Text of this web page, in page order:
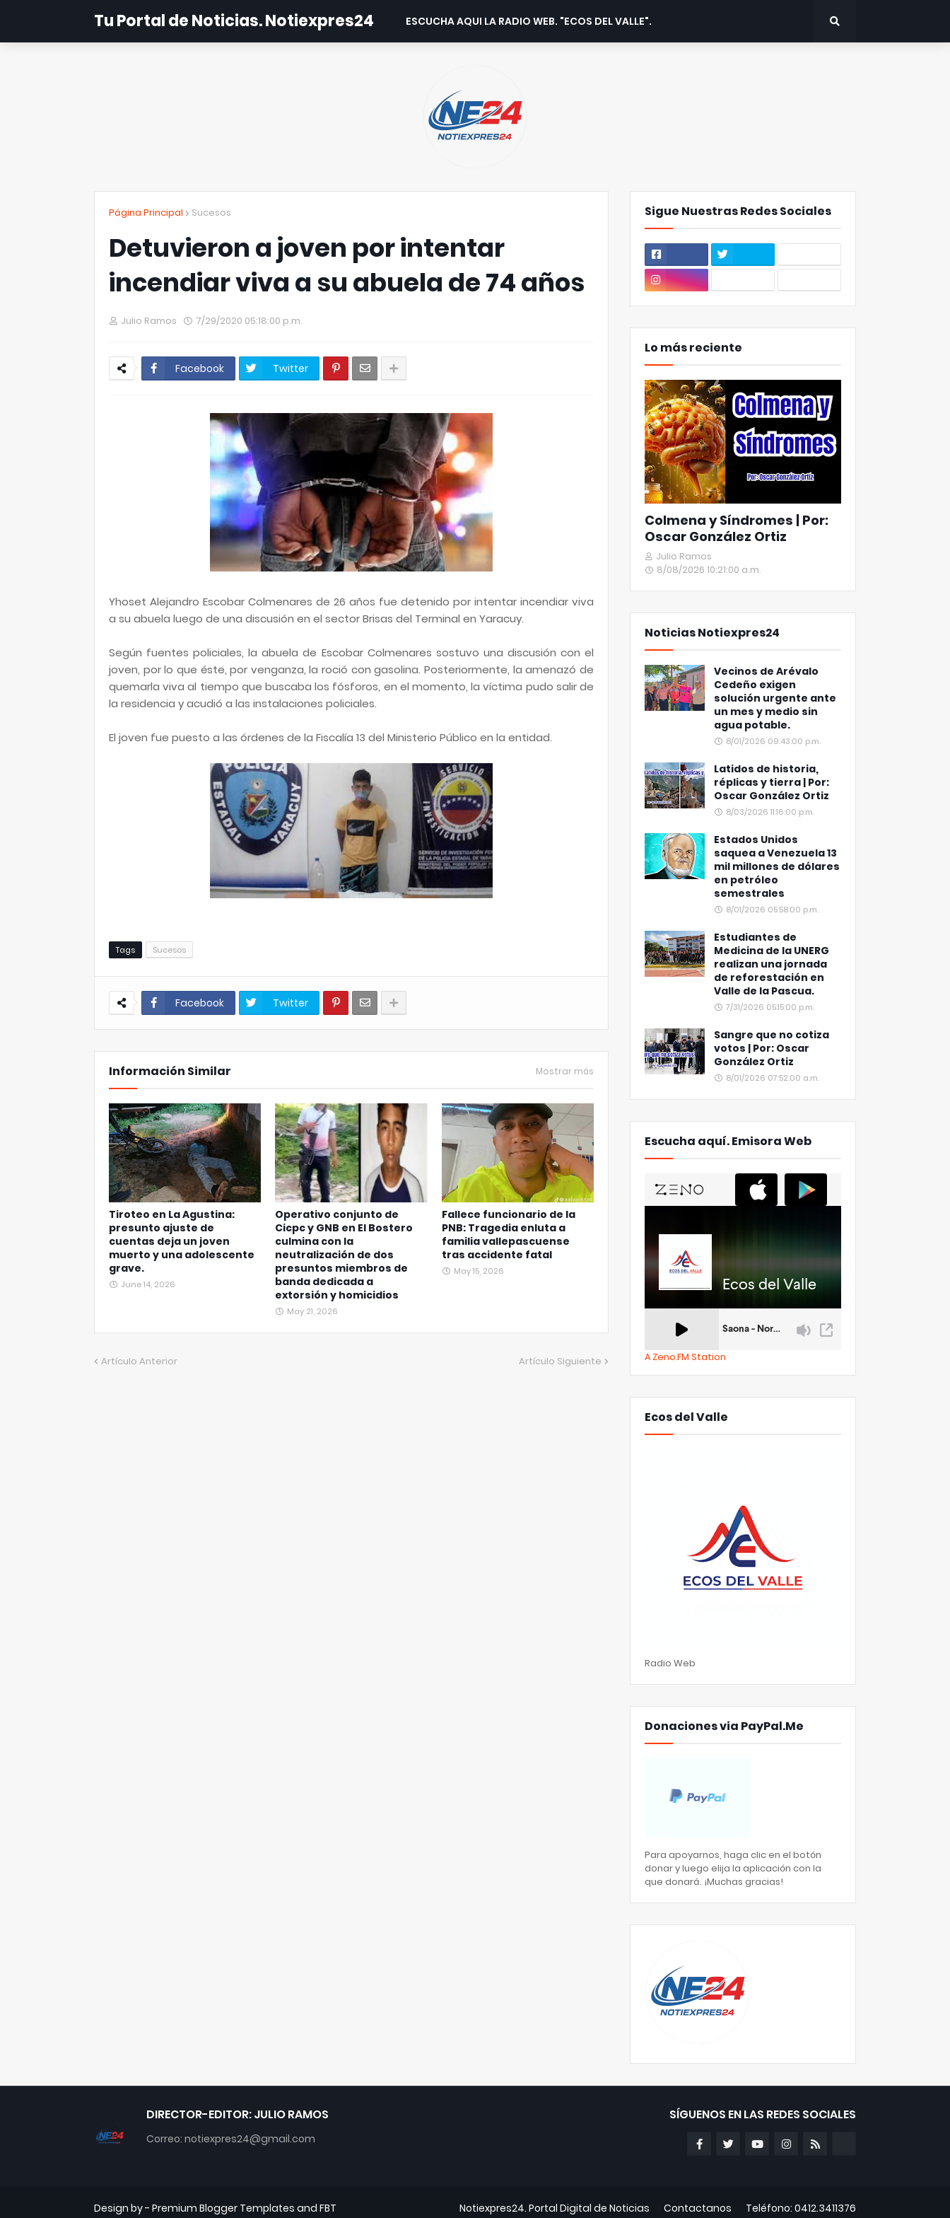
Tu Portal de Noticias. Notiexpres24 ESCUCHA AQUI LA RADIO WEB. "ECOS DEL VALLE".
Página Principal Sucesos
Detuvieron a joven por intentar
incendiar viva a su abuela de 74 años
Julio Ramos 7/29/2020 05:18:00 p.m.
Facebook Twitter
Yhoset Alejandro Escobar Colmenares de 26 años fue detenido por intentar incendiar viva
a su abuela luego de una discusión en el sector Brisas del Terminal en Yaracuy.
Según fuentes policiales, la abuela de Escobar Colmenares sostuvo una discusión con el
joven, por lo que éste, por venganza, la roció con gasolina. Posteriormente, la amenazó de
quemarla viva al tiempo que buscaba los fósforos, en el momento, la víctima pudo salir de
la residencia y acudió a las instalaciones policiales.
El joven fue puesto a las órdenes de la Fiscalía 13 del Ministerio Público en la entidad.
Tags Sucesos
Facebook Twitter
Información Similar Mostrar más
Tiroteo en La Agustina:
presunto ajuste de
cuentas deja un joven
muerto y una adolescente
grave.
June 14, 2026
Operativo conjunto de
Cicpc y GNB en El Bostero
culmina con la
neutralización de dos
presuntos miembros de
banda dedicada a
extorsión y homicidios
May 21, 2026
Fallece funcionario de la
PNB: Tragedia enluta a
familia vallepascuense
tras accidente fatal
May 15, 2026
Artículo Anterior Artículo Siguiente
Sigue Nuestras Redes Sociales
Lo más reciente
Colmena y Síndromes | Por:
Oscar González Ortiz
Julio Ramos
8/08/2026 10:21:00 a.m.
Noticias Notiexpres24
Vecinos de Arévalo
Cedeño exigen
solución urgente ante
un mes y medio sin
agua potable.
8/01/2026 09:43:00 p.m.
Latidos de historia,
réplicas y tierra | Por:
Oscar González Ortiz
8/03/2026 11:16:00 p.m.
Estados Unidos
saquea a Venezuela 13
mil millones de dólares
en petróleo
semestrales
8/01/2026 05:58:00 p.m.
Estudiantes de
Medicina de la UNERG
realizan una jornada
de reforestación en
Valle de la Pascua.
7/31/2026 05:15:00 p.m.
Sangre que no cotiza
votos | Por: Oscar
González Ortiz
8/01/2026 07:52:00 a.m.
Escucha aquí. Emisora Web
A Zeno.FM Station
Ecos del Valle
Radio Web
Donaciones via PayPal.Me
Para apoyarnos, haga clic en el botón
donar y luego elija la aplicación con la
que donará. ¡Muchas gracias!
DIRECTOR-EDITOR: JULIO RAMOS
Correo: notiexpres24@gmail.com
SÍGUENOS EN LAS REDES SOCIALES
Design by - Premium Blogger Templates and FBT Notiexpres24. Portal Digital de Noticias Contactanos Teléfono: 0412.3411376